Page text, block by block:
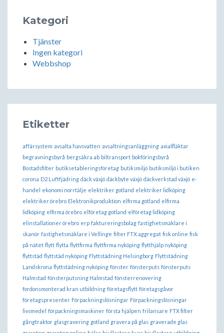
Kategori
Tjänster
Ingen kategori
Webbshop
Etiketter
affärsystem avsalta havsvatten avsaltningsanläggning axialfläktar
begravningsbyrå bergsäkra ab biltransport bokföringsbyrå
Bostadsfilter butiksetableringsföretag butiksmiljö butiksmiljö i butiken
corona D2 Luftfjädring däck växjö däckbyte växjö däckverkstad växjö e-
handel
ekonomi norrtälje elektriker gotland elektriker lidköping
elektriker örebro Elektronikproduktion elfirma gotland elfirma
lidköping elfirma örebro elföretag gotland elföretag lidköping
elinstallationer örebro erp faktureringsbolag fastighetsmäklare i
skanör fastighetsmäklare i Vellinge filter FTX aggregat fisk online fisk
på nätet flytt flytta flyttfirma flyttfirma nyköping flytthjälp nyköping
flyttstäd flyttstäd nyköping Flyttstädning Helsingborg Flyttstädning
Landskrona flyttstädning nyköping fönster fönsterputs fönsterputs
Halmstad fönsterputsning Halmstad fönsterrenovering
fordonsmonterad kran utbildning företagsflytt företagsgåvor
företagspresenter Förpackningslösningar Förpackningslösningar
livsmedel förpackningsmaskiner första hjälpen frilansare FTX filter
gångtraktor glasgravering gotland gravera på glas graverade glas